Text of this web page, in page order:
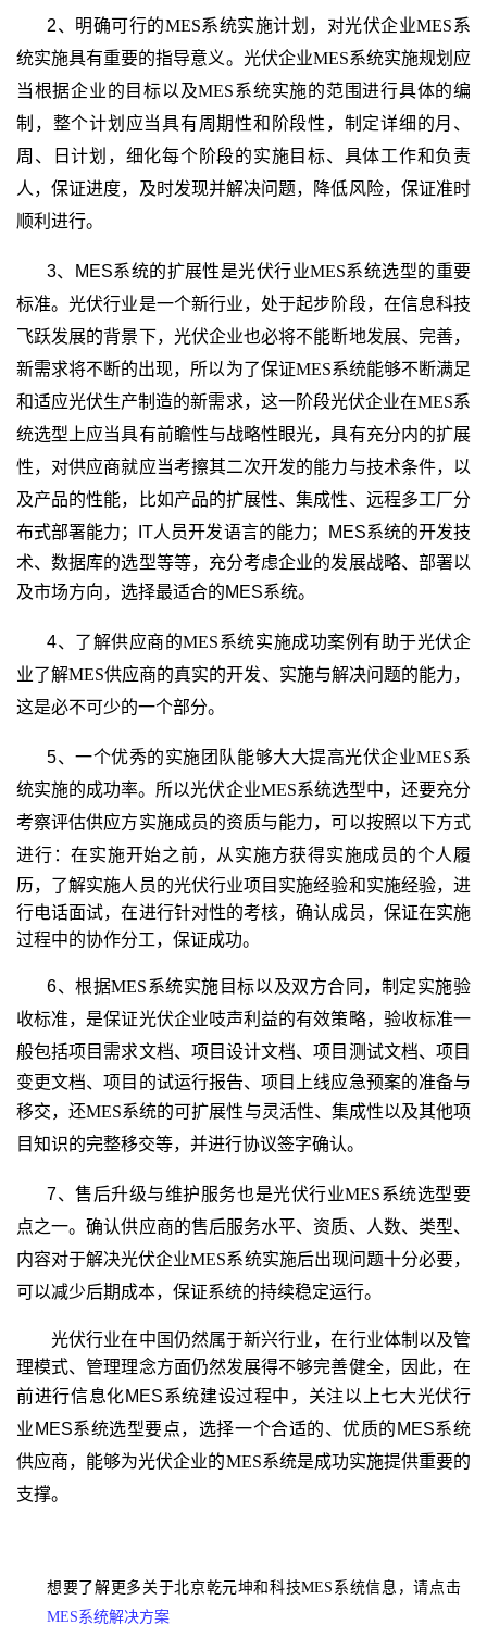
2、明确可行的MES系统实施计划，对光伏企业MES系
统实施具有重要的指导意义。光伏企业MES系统实施规划应
当根据企业的目标以及MES系统实施的范围进行具体的编
制，整个计划应当具有周期性和阶段性，制定详细的月、
周、日计划，细化每个阶段的实施目标、具体工作和负责
人，保证进度，及时发现并解决问题，降低风险，保证准时
顺利进行。
3、MES系统的扩展性是光伏行业MES系统选型的重要
标准。光伏行业是一个新行业，处于起步阶段，在信息科技
飞跃发展的背景下，光伏企业也必将不能断地发展、完善，
新需求将不断的出现，所以为了保证MES系统能够不断满足
和适应光伏生产制造的新需求，这一阶段光伏企业在MES系
统选型上应当具有前瞻性与战略性眼光，具有充分内的扩展
性，对供应商就应当考擦其二次开发的能力与技术条件，以
及产品的性能，比如产品的扩展性、集成性、远程多工厂分
布式部署能力；IT人员开发语言的能力 ；MES系统的开发技
术、数据库的选型等等，充分考虑企业的发展战略、部署以
及市场方向，选择最适合的MES系统。
4、了解供应商的MES系统实施成功案例有助于光伏企
业了解MES供应商的真实的开发、实施与解决问题的能力，
这是必不可少的一个部分。
5、一个优秀的实施团队能够大大提高光伏企业MES系
统实施的成功率。所以光伏企业MES系统选型中，还要充分
考察评估供应方实施成员的资质与能力，可以按照以下方式
进行：在实施开始之前，从实施方获得实施成员的个人履
历，了解实施人员的光伏行业项目实施经验和实施经验，进
行电话面试，在进行针对性的考核，确认成员，保证在实施
过程中的协作分工，保证成功。
6、根据MES系统实施目标以及双方合同，制定实施验
收标准，是保证光伏企业吱声利益的有效策略，验收标准一
般包括项目需求文档、项目设计文档、项目测试文档、项目
变更文档、项目的试运行报告、项目上线应急预案的准备与
移交，还MES系统的可扩展性与灵活性、集成性以及其他项
目知识的完整移交等，并进行协议签字确认。
7、售后升级与维护服务也是光伏行业MES系统选型要
点之一。确认供应商的售后服务水平、资质、人数、类型、
内容对于解决光伏企业MES系统实施后出现问题十分必要，
可以减少后期成本，保证系统的持续稳定运行。
光伏行业在中国仍然属于新兴行业，在行业体制以及管
理模式、管理理念方面仍然发展得不够完善健全，因此，在
前进行信息化MES系统建设过程中，关注以上七大光伏行
业MES系统选型要点，选择一个合适的、优质的MES系统
供应商，能够为光伏企业的MES系统是成功实施提供重要的
支撑。
想要了解更多关于北京乾元坤和科技MES系统信息，请点击
MES系统解决方案